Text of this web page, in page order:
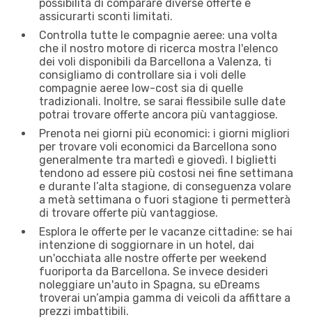
possibilità di comparare diverse offerte e
assicurarti sconti limitati.
Controlla tutte le compagnie aeree: una volta
che il nostro motore di ricerca mostra l'elenco
dei voli disponibili da Barcellona a Valenza, ti
consigliamo di controllare sia i voli delle
compagnie aeree low-cost sia di quelle
tradizionali. Inoltre, se sarai flessibile sulle date
potrai trovare offerte ancora più vantaggiose.
Prenota nei giorni più economici: i giorni migliori
per trovare voli economici da Barcellona sono
generalmente tra martedì e giovedì. I biglietti
tendono ad essere più costosi nei fine settimana
e durante l’alta stagione, di conseguenza volare
a metà settimana o fuori stagione ti permetterà
di trovare offerte più vantaggiose.
Esplora le offerte per le vacanze cittadine: se hai
intenzione di soggiornare in un hotel, dai
un'occhiata alle nostre offerte per weekend
fuoriporta da Barcellona. Se invece desideri
noleggiare un'auto in Spagna, su eDreams
troverai un’ampia gamma di veicoli da affittare a
prezzi imbattibili.